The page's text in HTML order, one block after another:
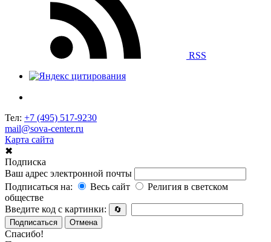
RSS
Тел: +7 (495) 517-9230
mail@sova-center.ru
Карта сайта
✖
Подписка
Ваш адрес электронной почты
Подписаться на:
Весь сайт
Религия в светском
обществе
Введите код с картинки:
🔄
Подписаться
Отмена
Спасибо!